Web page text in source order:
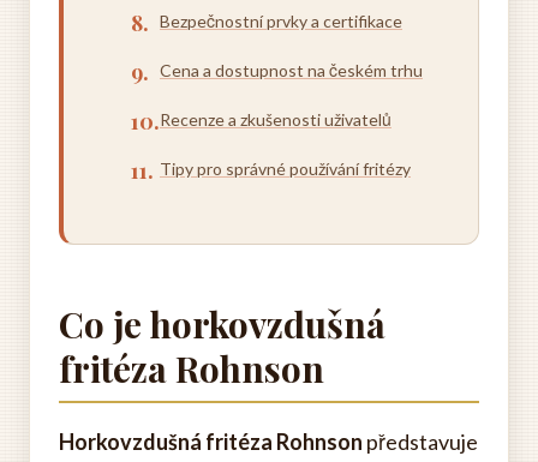
Bezpečnostní prvky a certifikace
Cena a dostupnost na českém trhu
Recenze a zkušenosti uživatelů
Tipy pro správné používání fritézy
Co je horkovzdušná
fritéza Rohnson
Horkovzdušná fritéza Rohnson představuje